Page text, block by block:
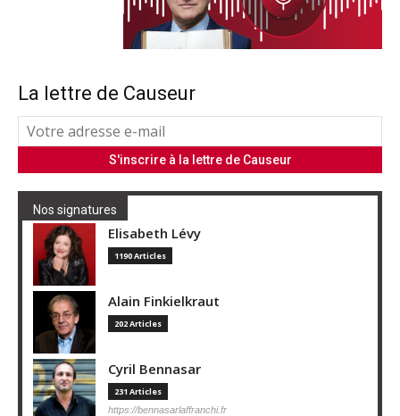
La lettre de Causeur
Nos signatures
Elisabeth Lévy
1190 Articles
Alain Finkielkraut
202 Articles
Cyril Bennasar
231 Articles
https://bennasarlaffranchi.fr